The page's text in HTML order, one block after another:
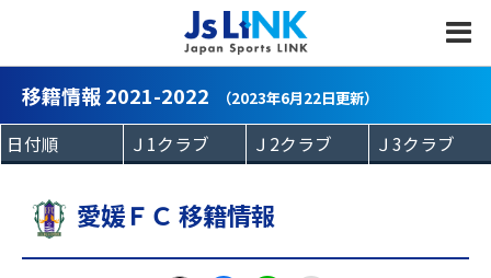
移籍情報 2021-2022 （2023年6月22日更新）
愛媛ＦＣ 移籍情報